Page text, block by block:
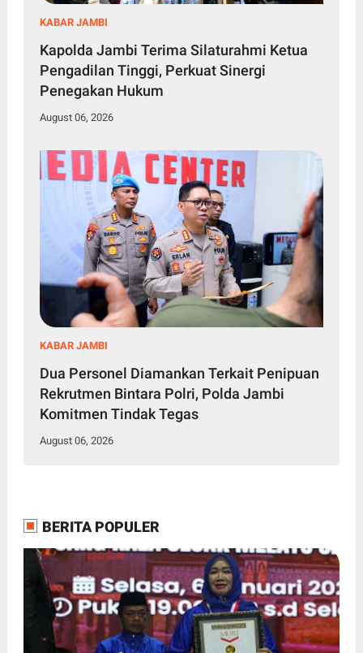
KABAR JAMBI
Kapolda Jambi Terima Silaturahmi Ketua
Pengadilan Tinggi, Perkuat Sinergi
Penegakan Hukum
August 06, 2026
KABAR JAMBI
Dua Personel Diamankan Terkait Penipuan
Rekrutmen Bintara Polri, Polda Jambi
Komitmen Tindak Tegas
August 06, 2026
BERITA POPULER